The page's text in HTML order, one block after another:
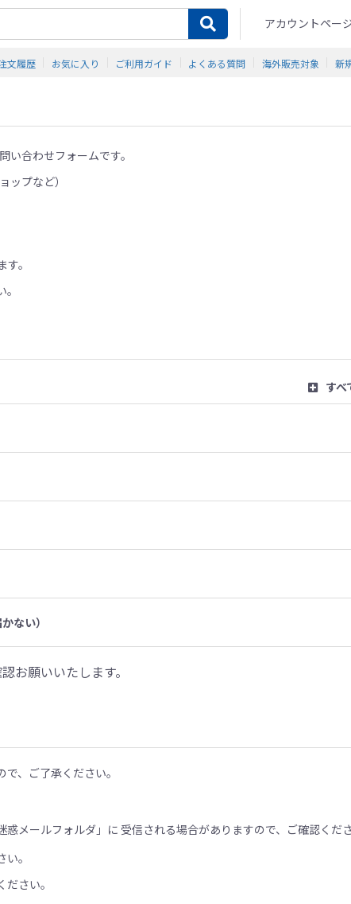
アカウントペー
文履歴 お気に入り ご利用ガイド よくある質問 海外販売対象 新
い合わせフォームです。
プなど）
。
すべ
ない）
お願いいたします。
、ご了承ください。
メールフォルダ」に 受信される場合がありますので、ご確認くださ
。
さい。